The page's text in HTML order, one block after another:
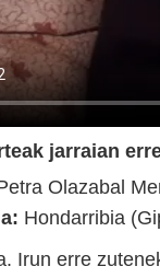
jarraian
Olazabal
Hondarribia
Irun erre